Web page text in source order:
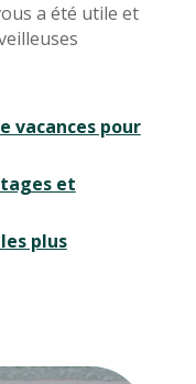
a été utile et
vacances pour
et
plus